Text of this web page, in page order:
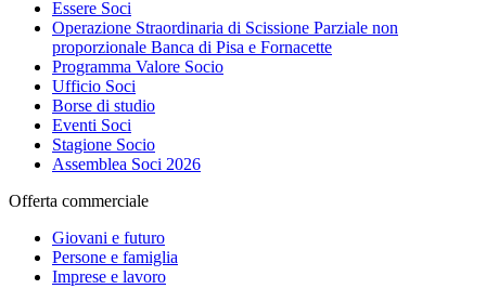
Essere Soci
Operazione Straordinaria di Scissione Parziale non
proporzionale Banca di Pisa e Fornacette
Programma Valore Socio
Ufficio Soci
Borse di studio
Eventi Soci
Stagione Socio
Assemblea Soci 2026
Offerta commerciale
Giovani e futuro
Persone e famiglia
Imprese e lavoro